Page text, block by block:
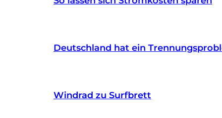
Deutschland hat ein
Windrad zu Surfbrett